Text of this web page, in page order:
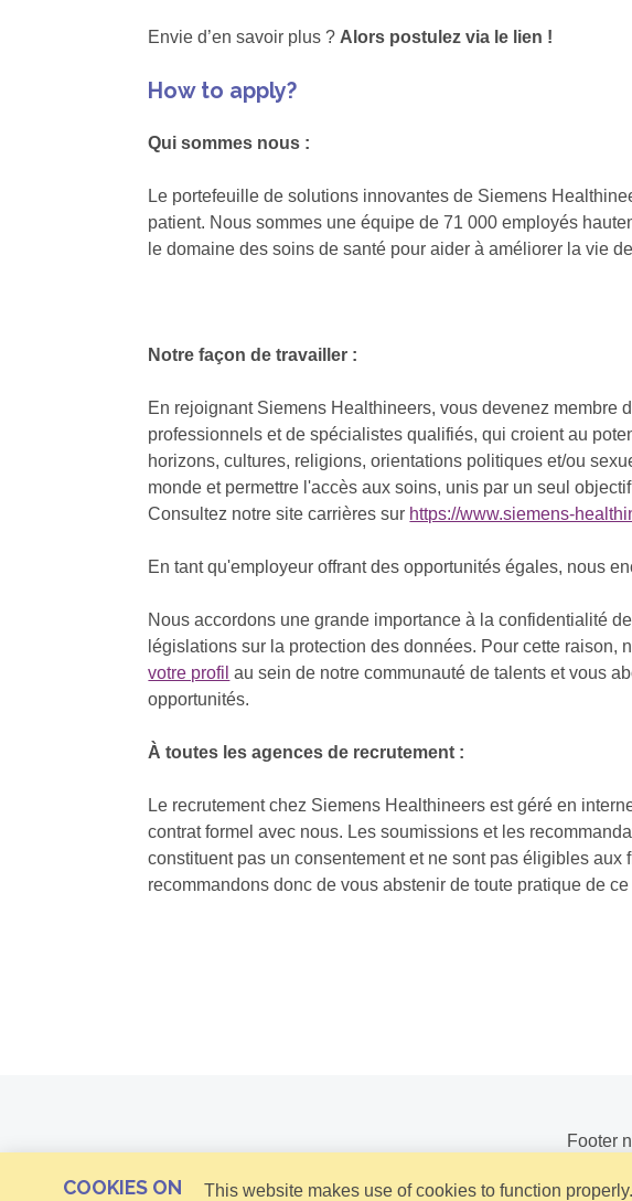
Envie d’en savoir plus ? Alors postulez via le lien !
How to apply?
Qui sommes nous :
Le portefeuille de solutions innovantes de Siemens
patient. Nous sommes une équipe de 71 000 employés
le domaine des soins de santé pour aider à améliorer la vie
Notre façon de travailler :
En rejoignant Siemens Healthineers, vous devenez
professionnels et de spécialistes qualifiés, qui croient au
horizons, cultures, religions, orientations politiques et/ou
monde et permettre l'accès aux soins, unis par un seul
Consultez notre site carrières sur https://www.siemens-
En tant qu'employeur offrant des opportunités égales, nous
Nous accordons une grande importance à la confidentialité
législations sur la protection des données. Pour cette
votre profil au sein de notre communauté de talents et vous
opportunités.
À toutes les agences de recrutement :
Le recrutement chez Siemens Healthineers est géré en
contrat formel avec nous. Les soumissions et les
constituent pas un consentement et ne sont pas éligibles
recommandons donc de vous abstenir de toute pratique de
Footer
COOKIES ON This website makes use of cookies to function